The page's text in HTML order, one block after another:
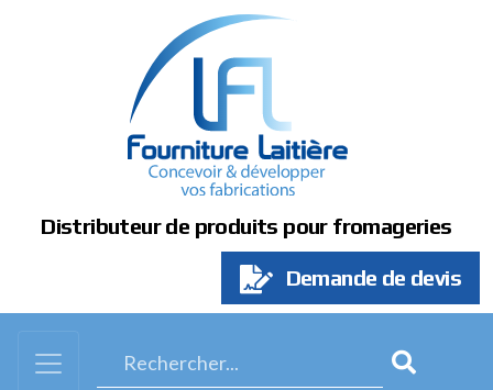
Distributeur de produits pour fromageries
Demande de devis
Panneau de gestion des cookies